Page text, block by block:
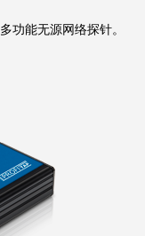
功能无源网络探针。